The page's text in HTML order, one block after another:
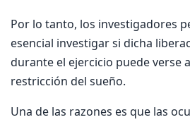
Por lo tanto, los investigadores
esencial investigar si dicha
durante el ejercicio puede verse
restricción del sueño.
Una de las razones es que las